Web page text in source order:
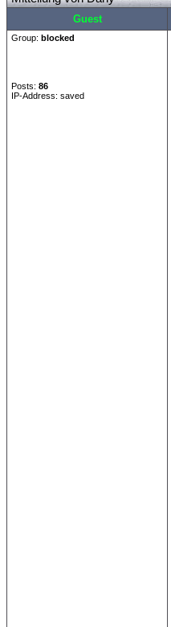
Guest
Group: blocked
Posts: 86
IP-Address: saved